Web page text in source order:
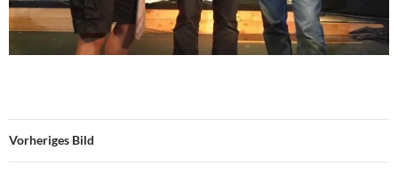
Vorheriges Bild